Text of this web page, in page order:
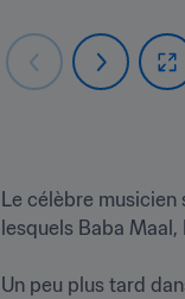
Le célèbre
lesquels Baba
Un peu plus tard